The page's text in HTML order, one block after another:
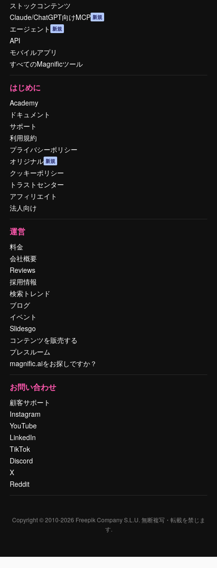
ストックコンテンツ
Claude/ChatGPT向けMCP 新規
エージェント 新規
API
モバイルアプリ
すべてのMagnificツール
はじめに
Academy
ドキュメント
サポート
利用規約
プライバシーポリシー
オリジナル 新規
クッキーポリシー
トラストセンター
アフィリエイト
法人向け
運営
料金
会社概要
Reviews
採用情報
検索トレンド
ブログ
イベント
Slidesgo
コンテンツを販売する
プレスルーム
magnific.aiをお探しですか？
お問い合わせ
顧客サポート
Instagram
YouTube
LinkedIn
TikTok
Discord
X
Reddit
Copyright © 2010-2026 Freepik Company S.L.U. 無断複写・転載を禁じま
す.